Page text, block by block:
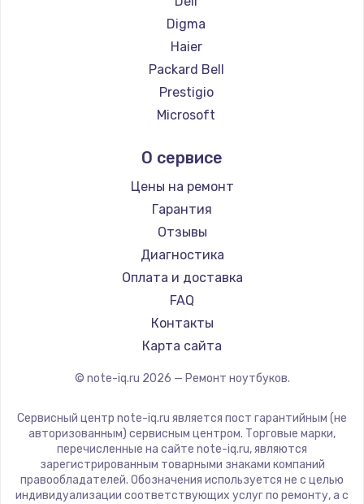
Ремонт ноутбуков ZTE
Ремонт ноутбуков Hiper
Ремонт ноутбуков Evga
Ремонт ноутбуков Google
Ремонт ноутбуков Echips
Ремонт ноутбуков Predator
Ремонт ноутбуков iru
Ремонт ноутбуков Machenike
Ремонт ноутбуков DEXP
Ремонт ноутбуков Teclast
Ремонт ноутбуков CHUWI
Ремонт ноутбуков Colorful
Digma
Haier
Packard Bell
Prestigio
Microsoft
Aquarius
Gigabyte
Aorus
Maibenben
Getac
Epson
Philips
LG
Panasonic
ZTE
Hiper
Evga
О сервисе
Цены на ремонт
Гарантия
Отзывы
Диагностика
Оплата и доставка
FAQ
Контакты
Карта сайта
© note-iq.ru 2026 — Ремонт ноутбуков.
Сервисный центр note-iq.ru является пост гарантийным (не
авторизованным) сервисным центром. Торговые марки,
перечисленные на сайте note-iq.ru, являются
зарегистрированным товарными знаками компаний
правообладателей. Обозначения используется не с целью
индивидуализации соответствующих услуг по ремонту, а с